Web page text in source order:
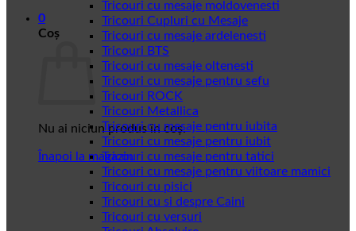
0
Coș
Nu ai niciun produs în coș.
Înapoi la magazin
Tricouri cu mesaje moldovenesti
Tricouri Cupluri cu Mesaje
Tricouri cu mesaje ardelenesti
Tricouri BTS
Tricouri cu mesaje oltenesti
Tricouri cu mesaje pentru sefu
Tricouri ROCK
Tricouri Metallica
Tricouri cu mesaje pentru iubita
Tricouri cu mesaje pentru iubit
Tricouri cu mesaje pentru tatici
Tricouri cu mesaje pentru viitoare mamici
Tricouri cu pisici
Tricouri cu si despre Caini
Tricouri cu versuri